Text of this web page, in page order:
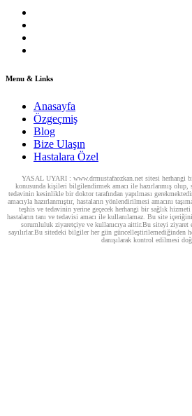
Menu & Links
Anasayfa
Özgeçmiş
Blog
Bize Ulaşın
Hastalara Özel
YASAL UYARI : www.drmustafaozkan.net sitesi herhangi
konusunda kişileri bilgilendirmek amacı ile hazırlanmış olup,
tedavinin kesinlikle bir doktor tarafından yapılması
amacıyla hazırlanmıştır, hastaların yönlendirilmesi amacını
teşhis ve tedavinin yerine geçecek herhangi bir sağlık
hastaların tanı ve tedavisi amacı ile kullanılamaz. Bu site
sorumluluk ziyaretçiye ve kullanıcıya aittir.Bu siteyi ziyaret
sayılırlar.Bu sitedeki bilgiler her gün güncelleştirilemediğinden
danışılarak kontrol edilmesi